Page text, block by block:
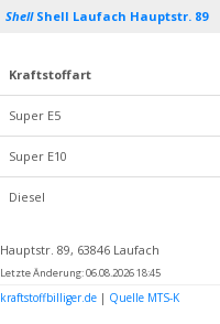
ShellShell Laufach Hauptstr. 89
Kraftstoffart
Super E5
Super E10
Diesel
Hauptstr. 89, 63846 Laufach
Letzte Änderung: 06.08.2026 18:45
kraftstoffbilliger.de | Quelle MTS-K